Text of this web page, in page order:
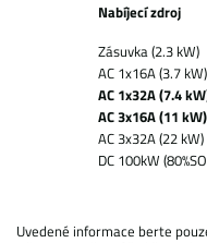
Nabíjecí zdroj
Zásuvka (2.3 kW)
AC 1x16A (3.7 kW)
AC 1x32A (7.4
AC 3x16A (11 kW)
AC 3x32A (22 kW)
DC 100kW
Uvedené informace berte